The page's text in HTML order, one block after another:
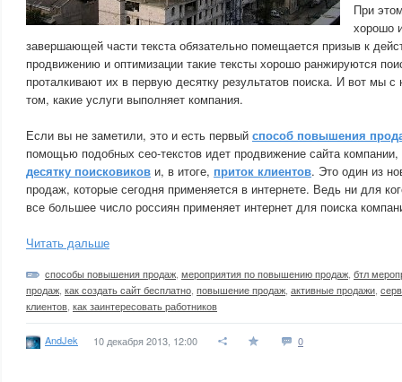
При
хорошо
завершающей части текста обязательно помещается призыв к
продвижению и оптимизации такие тексты хорошо ранжируются
проталкивают их в первую десятку результатов поиска. И вот мы
том, какие услуги выполняет компания.
Если вы не заметили, это и есть первый способ повышения
помощью подобных сео-текстов идет продвижение сайта
десятку поисковиков и, в итоге, приток клиентов. Это один из
продаж, которые сегодня применяется в интернете. Ведь ни для
все большее число россиян применяет интернет для поиска
Читать дальше
способы повышения продаж мероприятия по повышению продаж бтл
продаж как создать сайт бесплатно повышение продаж активные продажи
клиентов как заинтересовать работников
AndJek 10 декабря 2013, 12:00 0